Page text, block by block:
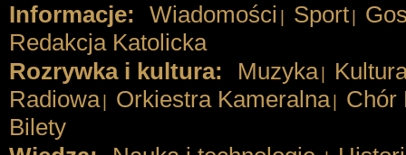
Informacje: Wiadomości Sport
Redakcja Katolicka
Rozrywka i kultura:
Muzyka
Radiowa
Orkiestra Kameralna
Chór
Bilety